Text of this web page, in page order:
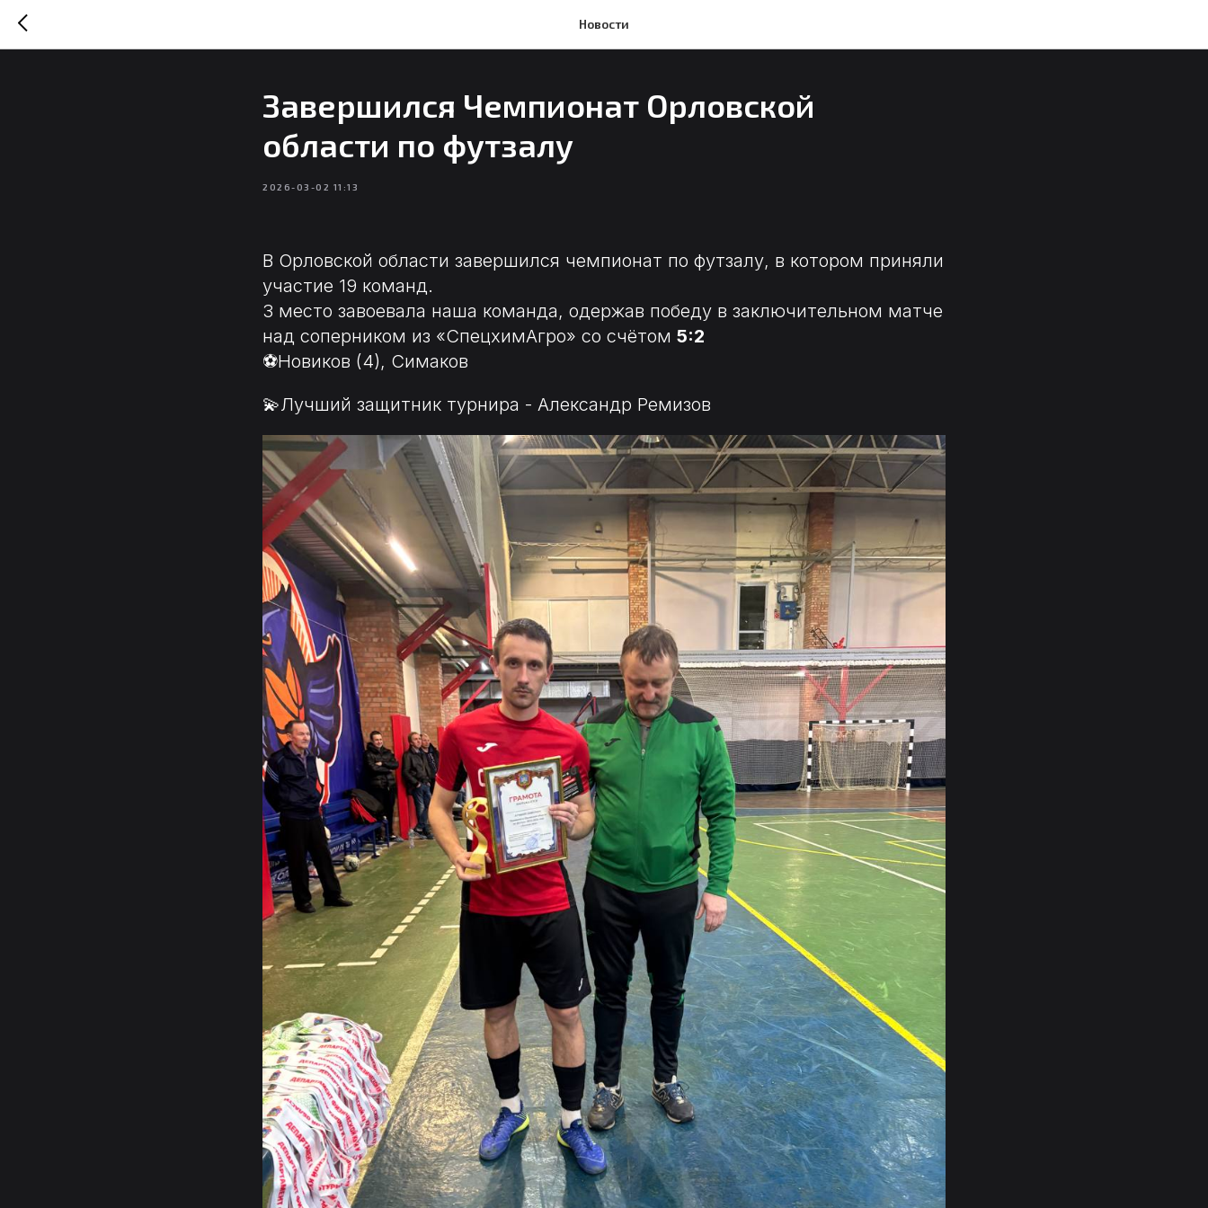
Новости
Завершился Чемпионат Орловской
области по футзалу
2026-03-02 11:13
В Орловской области завершился чемпионат по футзалу, в котором приняли
участие 19 команд.
3 место завоевала наша команда, одержав победу в заключительном матче
над соперником из «СпецхимАгро» со счётом 5:2
⚽Новиков (4), Симаков
💫Лучший защитник турнира - Александр Ремизов